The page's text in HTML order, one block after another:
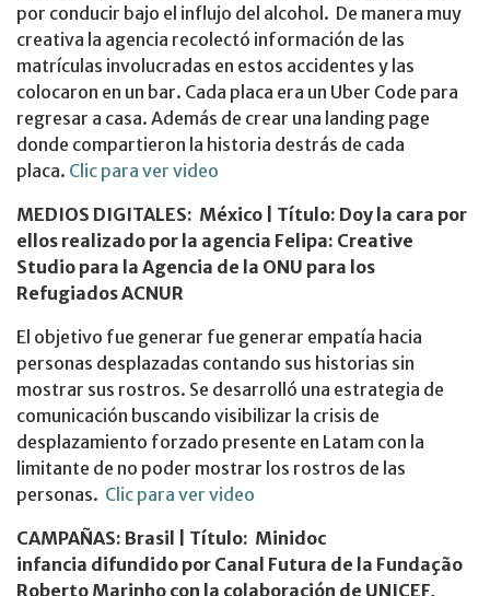
por conducir bajo el influjo del alcohol. De manera muy
creativa la agencia recolectó información de las
matrículas involucradas en estos accidentes y las
colocaron en un bar. Cada placa era un Uber Code para
regresar a casa. Además de crear una landing page
donde compartieron la historia destrás de cada
placa. Clic para ver video
MEDIOS DIGITALES: México | Título: Doy la cara por
ellos realizado por la agencia Felipa: Creative
Studio para la Agencia de la ONU para los
Refugiados ACNUR
El objetivo fue generar fue generar empatía hacia
personas desplazadas contando sus historias sin
mostrar sus rostros. Se desarrolló una estrategia de
comunicación buscando visibilizar la crisis de
desplazamiento forzado presente en Latam con la
limitante de no poder mostrar los rostros de las
personas. Clic para ver video
CAMPAÑAS: Brasil | Título: Minidoc
infancia difundido por Canal Futura de la Fundação
Roberto Marinho con la colaboración de UNICEF,